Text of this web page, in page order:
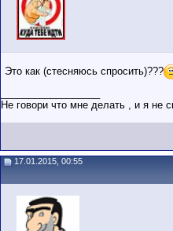
Это как (стесняюсь спросить)???
Не говори что мне делать , и я не
17.01.2015, 00:55